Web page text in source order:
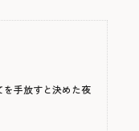
手放すと決めた夜